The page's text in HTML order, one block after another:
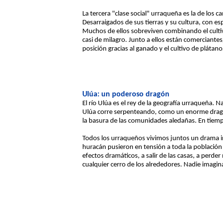
La tercera "clase social" urraqueña es la de los
Desarraigados de sus tierras y su cultura, con
Muchos de ellos sobreviven combinando el
casi de milagro. Junto a ellos están
posición gracias al ganado y el cultivo de
Ulúa: un poderoso dragón
El río Ulúa es el rey de la geografía urraqueña.
Ulúa corre serpenteando, como un enorme
la basura de las comunidades aledañas. En
Todos los urraqueños vivimos juntos un drama
huracán pusieron en tensión a toda la
efectos dramáticos, a salir de las casas, a
cualquier cerro de los alrededores. Nadie